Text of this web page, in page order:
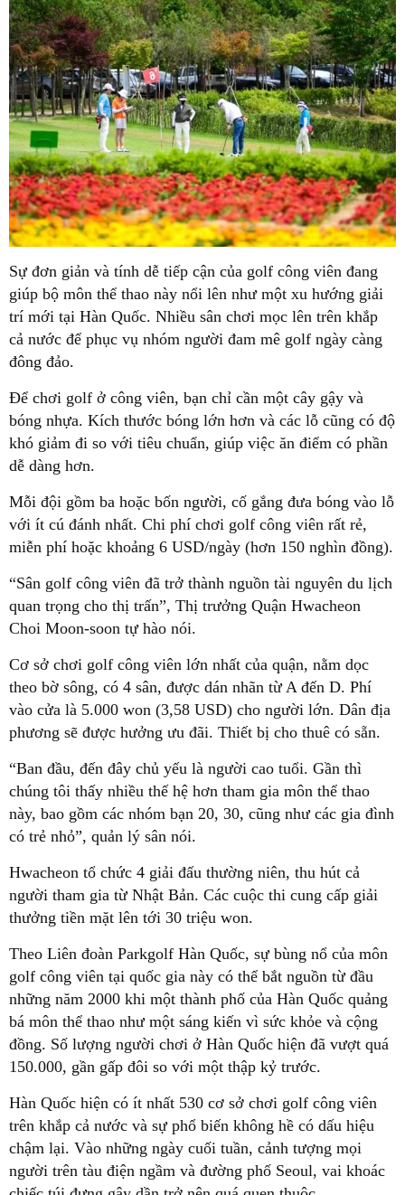
Sự đơn giản và tính dễ tiếp cận của golf công viên đang
giúp bộ môn thể thao này nổi lên như một xu hướng giải
trí mới tại Hàn Quốc. Nhiều sân chơi mọc lên trên khắp
cả nước để phục vụ nhóm người đam mê golf ngày càng
đông đảo.
Để chơi golf ở công viên, bạn chỉ cần một cây gậy và
bóng nhựa. Kích thước bóng lớn hơn và các lỗ cũng có độ
khó giảm đi so với tiêu chuẩn, giúp việc ăn điểm có phần
dễ dàng hơn.
Mỗi đội gồm ba hoặc bốn người, cố gắng đưa bóng vào lỗ
với ít cú đánh nhất. Chi phí chơi golf công viên rất rẻ,
miễn phí hoặc khoảng 6 USD/ngày (hơn 150 nghìn đồng).
“Sân golf công viên đã trở thành nguồn tài nguyên du lịch
quan trọng cho thị trấn”, Thị trưởng Quận Hwacheon
Choi Moon-soon tự hào nói.
Cơ sở chơi golf công viên lớn nhất của quận, nằm dọc
theo bờ sông, có 4 sân, được dán nhãn từ A đến D. Phí
vào cửa là 5.000 won (3,58 USD) cho người lớn. Dân địa
phương sẽ được hưởng ưu đãi. Thiết bị cho thuê có sẵn.
“Ban đầu, đến đây chủ yếu là người cao tuổi. Gần thì
chúng tôi thấy nhiều thế hệ hơn tham gia môn thể thao
này, bao gồm các nhóm bạn 20, 30, cũng như các gia đình
có trẻ nhỏ”, quản lý sân nói.
Hwacheon tổ chức 4 giải đấu thường niên, thu hút cả
người tham gia từ Nhật Bản. Các cuộc thi cung cấp giải
thưởng tiền mặt lên tới 30 triệu won.
Theo Liên đoàn Parkgolf Hàn Quốc, sự bùng nổ của môn
golf công viên tại quốc gia này có thể bắt nguồn từ đầu
những năm 2000 khi một thành phố của Hàn Quốc quảng
bá môn thể thao như một sáng kiến vì sức khỏe và cộng
đồng. Số lượng người chơi ở Hàn Quốc hiện đã vượt quá
150.000, gần gấp đôi so với một thập kỷ trước.
Hàn Quốc hiện có ít nhất 530 cơ sở chơi golf công viên
trên khắp cả nước và sự phổ biến không hề có dấu hiệu
chậm lại. Vào những ngày cuối tuần, cảnh tượng mọi
người trên tàu điện ngầm và đường phố Seoul, vai khoác